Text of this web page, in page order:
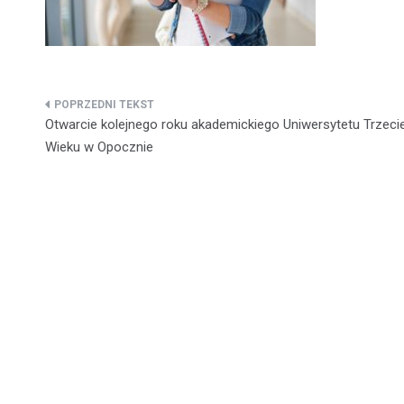
Nawigacja
wpisu
Otwarcie kolejnego roku akademickiego Uniwersytetu
Wieku w Opocznie